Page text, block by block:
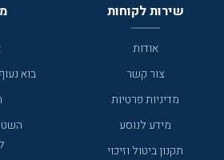
שירות לקוחות
אודות
צור קשר
מדיניות פרטיות
מידע לנוסע
תקנון ביטול וזיכוי
בוא